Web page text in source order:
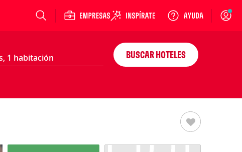
Login
BUSCAR HOTELES